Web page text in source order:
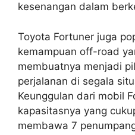
kesenangan dalam
Toyota Fortuner juga
kemampuan off-road
membuatnya menjadi
perjalanan di segala
Keunggulan dari mobil
kapasitasnya yang
membawa 7